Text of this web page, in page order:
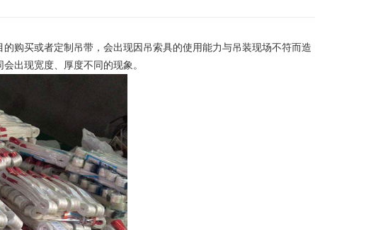
购买或者定制吊带，会出现因吊索具的使用能力与吊装现场不符而造
出现宽度、厚度不同的现象。